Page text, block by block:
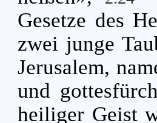
Gesetze des
zwei junge
Jerusalem,
und
heiliger Geist